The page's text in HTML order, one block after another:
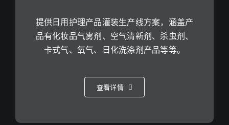
提供日用护理产品灌装生产线方案，涵盖产
品有化妆品气雾剂、空气清新剂、杀虫剂、
卡式气、氧气、日化洗涤剂产品等等。
查看详情